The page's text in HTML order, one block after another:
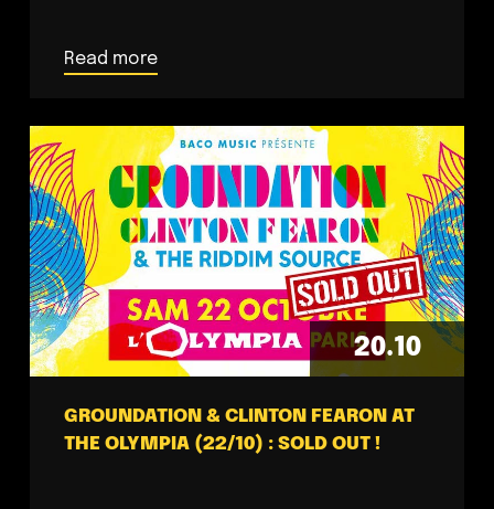
Read more
20.10
GROUNDATION & CLINTON FEARON AT
THE OLYMPIA (22/10) : SOLD OUT !